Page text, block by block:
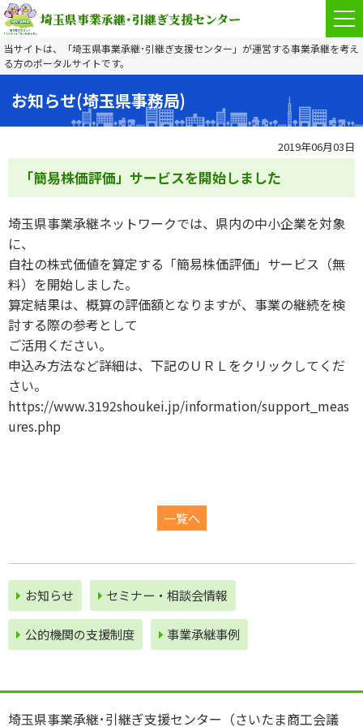
埼玉県事業承継･引継ぎ支援センター
当サイトは、「埼玉県事業承継･引継ぎ支援センター」が運営する事業承継を考え
る方のポータルサイトです。
事
業
承
断
ー
ト
内
容
支
援
体
制
セ
会
情
報
お
お知らせ(埼玉県事務局)
2019年06月03日
「簡易株価評価」サービスを開始しました
埼玉県事業承継ネットワークでは、県内の中小企業を対象
に、
自社の株式価値を算定する「簡易株価評価」サービス（無
料）を開始しました。
算定結果は、概算の評価額となりますが、事業の継続を検
討する際の参考として
ご活用ください。
申込み方法など詳細は、下記のＵＲＬをクリックしてくだ
さい。
https://www.3192shoukei.jp/information/support_meas
ures.php
一覧へ
お知らせ セミナー・相談会情報
公的機関の⽀援制度 事業承継事例
埼玉県事業承継･引継ぎ支援センター（さいたま商工会議